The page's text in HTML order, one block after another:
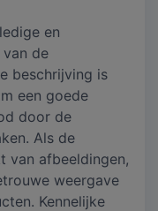
en
de
beschrijving is
een goede
door de
Als de
van afbeeldingen,
weergave
Kennelijke